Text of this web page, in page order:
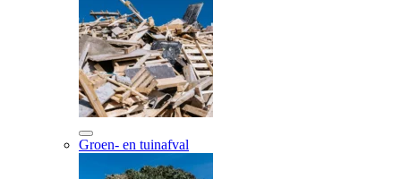
Groen- en tuinafval